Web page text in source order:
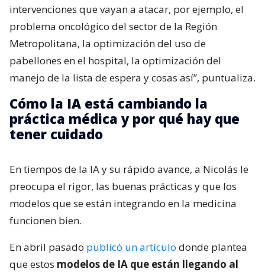
intervenciones que vayan a atacar, por ejemplo, el
problema oncológico del sector de la Región
Metropolitana, la optimización del uso de
pabellones en el hospital, la optimización del
manejo de la lista de espera y cosas así”, puntualiza.
Cómo la IA está cambiando la
práctica médica y por qué hay que
tener cuidado
En tiempos de la IA y su rápido avance, a Nicolás le
preocupa el rigor, las buenas prácticas y que los
modelos que se están integrando en la medicina
funcionen bien.
En abril pasado publicó un artículo donde plantea
que estos modelos de IA que están llegando al